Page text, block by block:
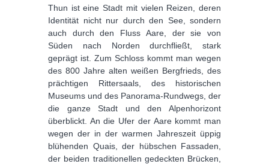
Thun ist eine Stadt mit vielen Reizen, deren
Identität nicht nur durch den See, sondern
auch durch den Fluss Aare, der sie von
Süden nach Norden durchfließt, stark
geprägt ist. Zum Schloss kommt man wegen
des 800 Jahre alten weißen Bergfrieds, des
prächtigen Rittersaals, des historischen
Museums und des Panorama-Rundwegs, der
die ganze Stadt und den Alpenhorizont
überblickt. An die Ufer der Aare kommt man
wegen der in der warmen Jahreszeit üppig
blühenden Quais, der hübschen Fassaden,
der beiden traditionellen gedeckten Brücken,